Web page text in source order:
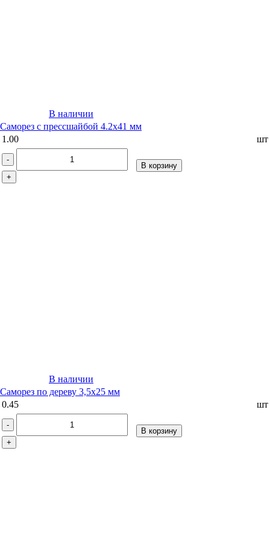
В наличии
Саморез с прессшайбой 4.2х41 мм
1.00
шт
-
+
В корзину
В наличии
Саморез по дереву 3,5х25 мм
0.45
шт
-
+
В корзину